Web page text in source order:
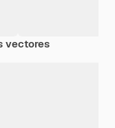
vectores